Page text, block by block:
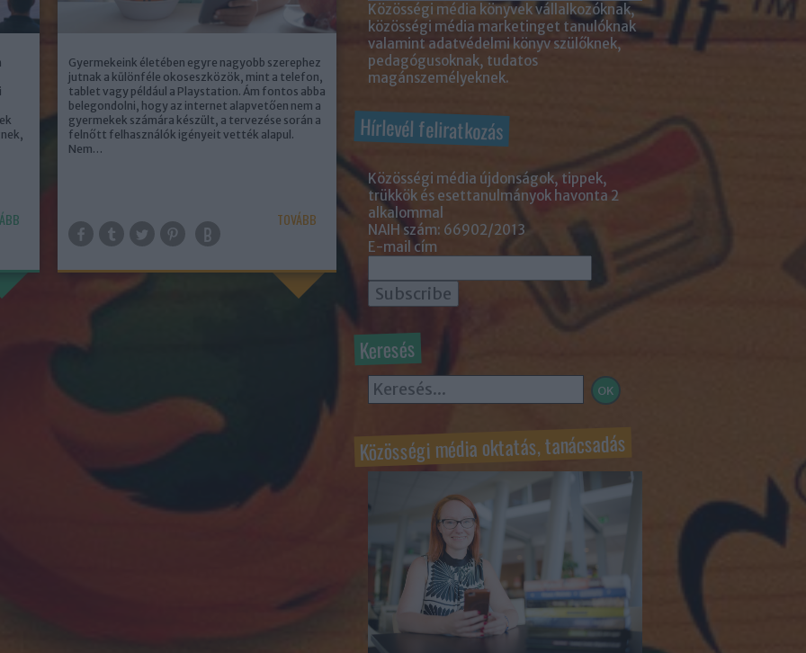
Gyermekeink életében egyre nagyobb szerephez
jutnak a különféle okoseszközök, mint a telefon,
tablet vagy például a Playstation. Ám fontos abba
belegondolni, hogy az internet alapvetően nem a
gyermekek számára készült, a tervezése során a
felnőtt felhasználók igényeit vették alapul.
Nem…
TOVÁBB
Közösségi média könyvek vállalkozóknak,
közösségi média marketinget tanulóknak
valamint adatvédelmi könyv szülőknek,
pedagógusoknak, tudatos
magánszemélyeknek.
Hírlevél feliratkozás
Közösségi média újdonságok, tippek,
trükkök és esettanulmányok havonta 2
alkalommal
NAIH szám: 66902/2013
E-mail cím
Keresés
Közösségi média oktatás, tanácsadás